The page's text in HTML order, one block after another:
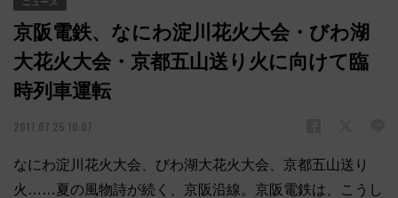
ニュース
京阪電鉄、なにわ淀川花火大会・びわ湖
大花火大会・京都五山送り火に向けて臨
時列車運転
2017.07.25 10:07
なにわ淀川花火大会、びわ湖大花火大会、京都五山送り
火……夏の風物詩が続く、京阪沿線。京阪電鉄は、こうし